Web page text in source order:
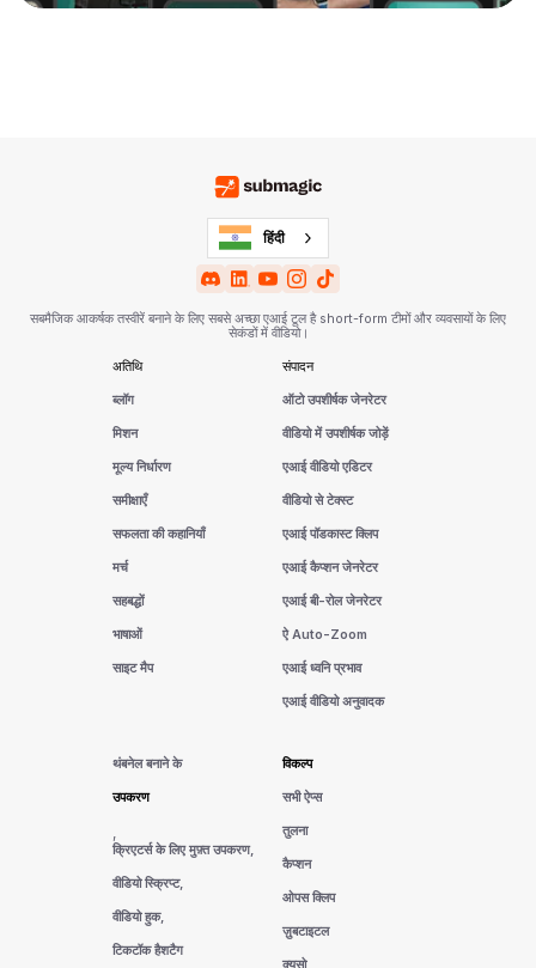
हिंदी
सबमैजिक आकर्षक तस्वीरें बनाने के लिए सबसे अच्छा एआई टूल है short-form टीमों और व्यवसायों के लिए
सेकंडों में वीडियो।
अतिथि
ब्लॉग
मिशन
मूल्य निर्धारण
समीक्षाएँ
सफलता की कहानियाँ
मर्च
सहबद्धों
भाषाओं
साइट मैप
संपादन
ऑटो उपशीर्षक जेनरेटर
वीडियो में उपशीर्षक जोड़ें
एआई वीडियो एडिटर
वीडियो से टेक्स्ट
एआई पॉडकास्ट क्लिप
एआई कैप्शन जेनरेटर
एआई बी-रोल जेनरेटर
ऐ Auto-Zoom
एआई ध्वनि प्रभाव
एआई वीडियो अनुवादक
थंबनेल बनाने के
उपकरण
,
क्रिएटर्स के लिए मुफ़्त उपकरण,
वीडियो स्क्रिप्ट,
वीडियो हुक,
टिकटॉक हैशटैग
विकल्प
सभी ऐप्स
तुलना
कैप्शन
ओपस क्लिप
ज़ुबटाइटल